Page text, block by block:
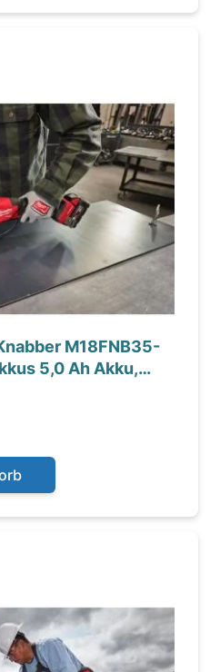
M18FNB35-
5,0 Ah Akku,